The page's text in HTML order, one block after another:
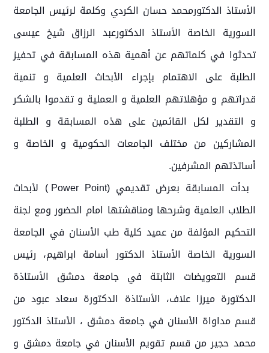
الأستاذ الدكتورمحمد حسان الكردي وكلمة لرئيس الجامعة
السورية الخاصة الأستاذ الدكتورعبد الرزاق شيخ عيسى
تحدثوا في كلماتهم عن أهمية هذه المسابقة في تحفيز
الطلبة على الاهتمام بإجراء الأبحاث العلمية و تنمية
قدراتهم و مؤهلاتهم العلمية و العملية و تقدموا بالشكر
و التقدير لكل القائمين على هذه المسابقة و الطلبة
المشاركين من مختلف الجامعات الحكومية و الخاصة و
أساتذتهم المشرفين.
بدأت المسابقة بعرض تقديمي (Power Point ) لأبحاث
الطلاب العلمية وشرحها ومناقشتها امام الحضور ومع لجنة
التحكيم المؤلفة من عميد كلية طب الأسنان في الجامعة
السورية الخاصة الأستاذ الدكتور أسامة ابراهيم، رئيس
قسم التعويضات الثابتة في جامعة دمشق الأستاذة
الدكتورة ميرزا علاف، الأستاذة الدكتورة سعاد عبود من
قسم مداواة الأسنان في جامعة دمشق ، الأستاذ الدكتور
محمد حجير من قسم تقويم الأسنان في جامعة دمشق و